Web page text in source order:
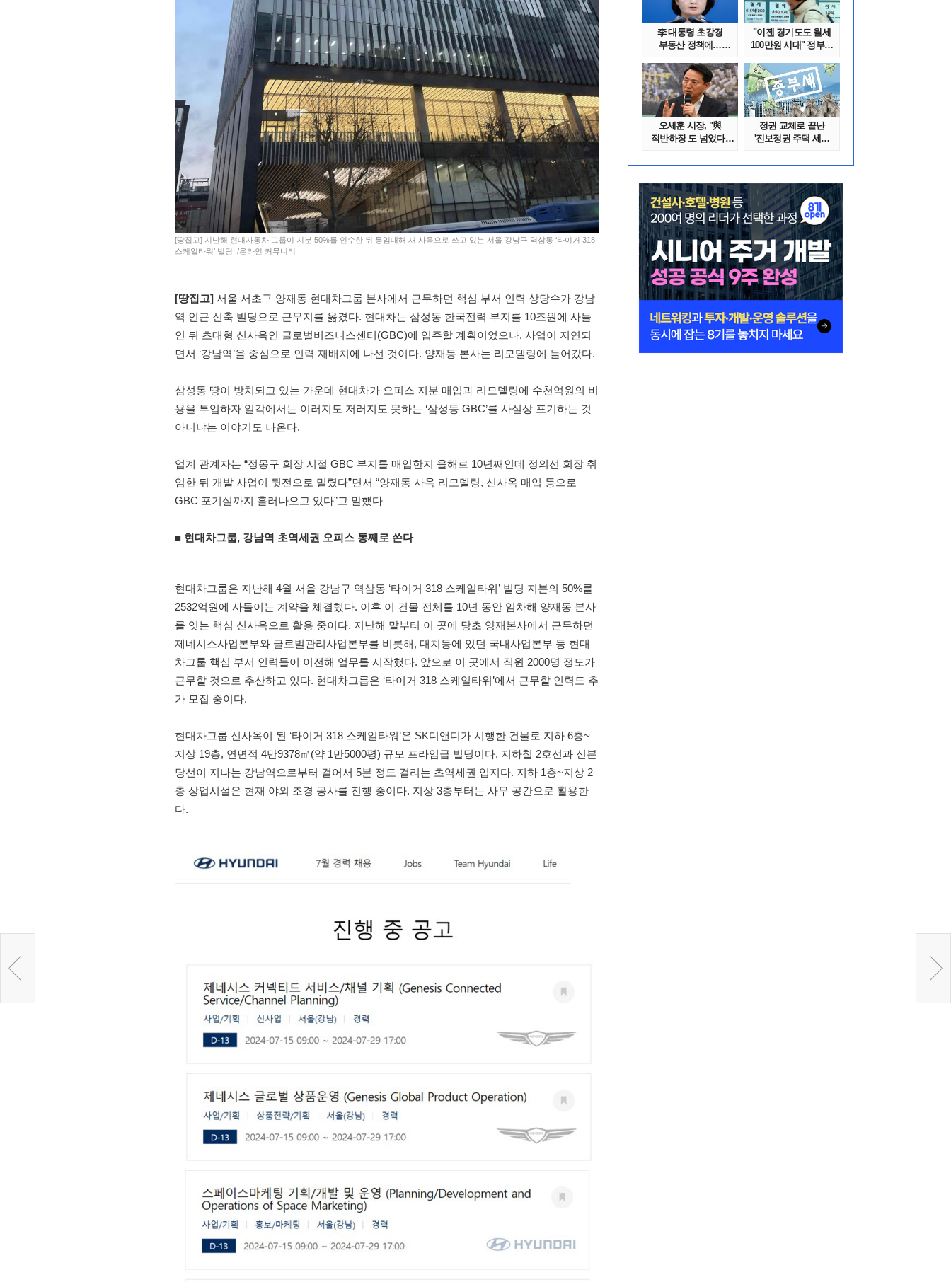
[땅집고] 지난해 현대자동차 그룹이 지분 50%를 인수한 뒤 통임대해 새 사옥으로 쓰고 있는 서울 강남구 역삼동 ‘타이거 318
스케일타워’ 빌딩. /온라인 커뮤니티
[땅집고] 서울 서초구 양재동 현대차그룹 본사에서 근무하던 핵심 부서 인력 상당수가 강남
역 인근 신축 빌딩으로 근무지를 옮겼다. 현대차는 삼성동 한국전력 부지를 10조원에 사들
인 뒤 초대형 신사옥인 글로벌비즈니스센터(GBC)에 입주할 계획이었으나, 사업이 지연되
면서 ‘강남역’을 중심으로 인력 재배치에 나선 것이다. 양재동 본사는 리모델링에 들어갔다.
삼성동 땅이 방치되고 있는 가운데 현대차가 오피스 지분 매입과 리모델링에 수천억원의 비
용을 투입하자 일각에서는 이러지도 저러지도 못하는 ‘삼성동 GBC’를 사실상 포기하는 것
아니냐는 이야기도 나온다.
업계 관계자는 “정몽구 회장 시절 GBC 부지를 매입한지 올해로 10년째인데 정의선 회장 취
임한 뒤 개발 사업이 뒷전으로 밀렸다”면서 “양재동 사옥 리모델링, 신사옥 매입 등으로
GBC 포기설까지 흘러나오고 있다”고 말했다
■ 현대차그룹, 강남역 초역세권 오피스 통째로 쓴다
현대차그룹은 지난해 4월 서울 강남구 역삼동 ‘타이거 318 스케일타워’ 빌딩 지분의 50%를
2532억원에 사들이는 계약을 체결했다. 이후 이 건물 전체를 10년 동안 임차해 양재동 본사
를 잇는 핵심 신사옥으로 활용 중이다. 지난해 말부터 이 곳에 당초 양재본사에서 근무하던
제네시스사업본부와 글로벌관리사업본부를 비롯해, 대치동에 있던 국내사업본부 등 현대
차그룹 핵심 부서 인력들이 이전해 업무를 시작했다. 앞으로 이 곳에서 직원 2000명 정도가
근무할 것으로 추산하고 있다. 현대차그룹은 ‘타이거 318 스케일타워’에서 근무할 인력도 추
가 모집 중이다.
현대차그룹 신사옥이 된 ‘타이거 318 스케일타워’은 SK디앤디가 시행한 건물로 지하 6층~
지상 19층, 연면적 4만9378㎡(약 1만5000평) 규모 프라임급 빌딩이다. 지하철 2호선과 신분
당선이 지나는 강남역으로부터 걸어서 5분 정도 걸리는 초역세권 입지다. 지하 1층~지상 2
층 상업시설은 현재 야외 조경 공사를 진행 중이다. 지상 3층부터는 사무 공간으로 활용한
다.
李 대통령 초강경
부동산 정책에…
"이젠 경기도도 월세
100만원 시대" 정부發
오세훈 시장, "與
적반하장 도 넘었다"
정권 교체로 끝난
'진보정권 주택 세금